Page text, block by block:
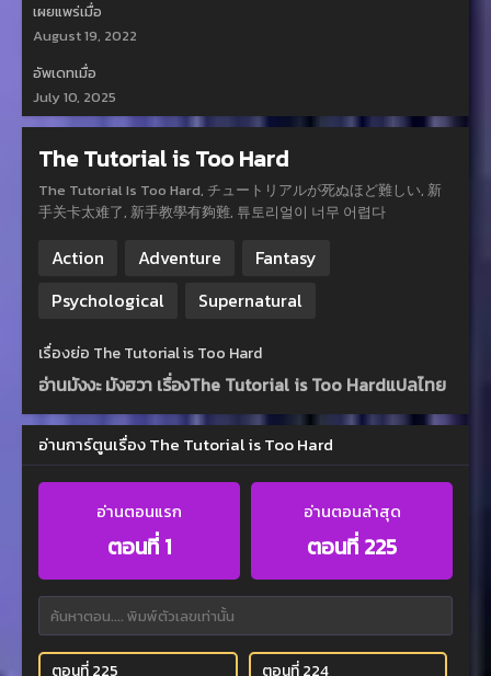
เผยแพร่เมื่อ
August 19, 2022
อัพเดทเมื่อ
July 10, 2025
The Tutorial is Too Hard
The Tutorial Is Too Hard, チュートリアルが死ぬほど難しい, 新
手关卡太难了, 新手教學有夠難, 튜토리얼이 너무 어렵다
Action Adventure
Fantasy
Psychological
Supernatural
เรื่องย่อ The Tutorial is Too Hard
อ่านมังงะ มังฮวา เรื่องThe Tutorial is Too Hardแปลไทย
อ่านการ์ตูนเรื่อง The Tutorial is Too Hard
อ่านตอนแรก
ตอนที่ 1
อ่านตอนล่าสุด
ตอนที่ 225